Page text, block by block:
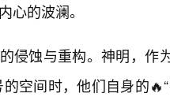
心的波澜。
侵蚀与重构。神明，作
空间时，他们自身的